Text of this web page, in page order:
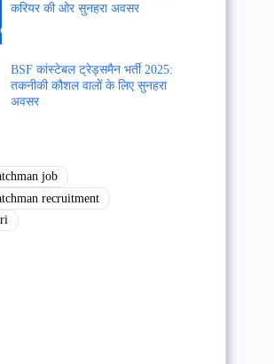
करियर की ओर सुनहरा अवसर
BSF कांस्टेबल ट्रेड्समैन भर्ती 2025:
तकनीकी कौशल वालों के लिए सुनहरा
अवसर
job
recruitment